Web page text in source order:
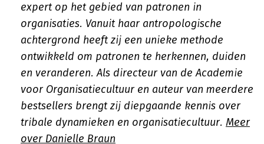
expert op het gebied van patronen in
organisaties. Vanuit haar antropologische
achtergrond heeft zij een unieke methode
ontwikkeld om patronen te herkennen, duiden
en veranderen. Als directeur van de Academie
voor Organisatiecultuur en auteur van meerdere
bestsellers brengt zij diepgaande kennis over
tribale dynamieken en organisatiecultuur. Meer
over Danielle Braun